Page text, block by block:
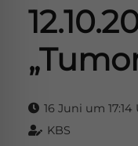
16 Juni um 17:14
KBS